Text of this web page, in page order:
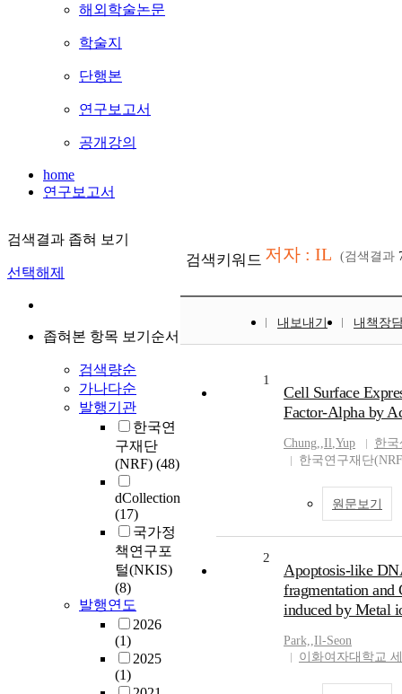
해외학술논문
학술지
단행본
연구보고서
공개강의
home
연구보고서
검색결과 좁혀 보기
선택해제
좁혀본 항목 보기순서
검색량순
가나다순
발행기관
한국연
구재단
(NRF) (48)
dCollection
(17)
국가정
책연구포
털(NKIS)
(8)
발행연도
2026
(1)
2025
(1)
검색키워드 저자 : IL (검색결과
내보내기 내책장
1
Cell Surface
Factor-Alpha by
Chung,,Il,Yup
한
한국연구재단
원문보기
2
Apoptosis-like
fragmentation and
induced by Metal
Park,,Il-Seon
이화여자대학교